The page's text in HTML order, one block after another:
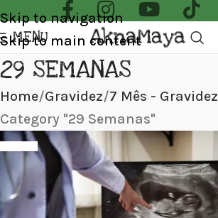
Skip to navigation
Skip to main content
MENU
29 SEMANAS
Home Gravidez 7 Mês - Gravidez
Category "29 Semanas"